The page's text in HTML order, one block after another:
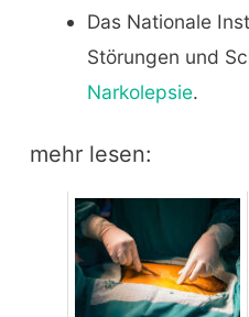
Das Nationale
Störungen und
Narkolepsie.
mehr lesen: